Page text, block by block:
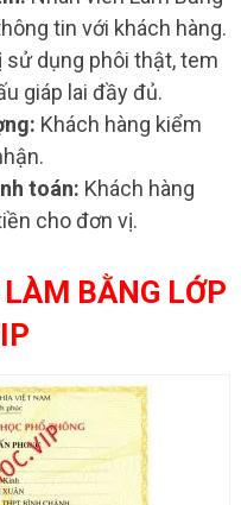
tin với khách hàng.
sử dụng phôi thật, tem
giáp lai đầy đủ.
Khách hàng kiểm
toán: Khách hàng
cho đơn vị.
BẰNG LỚP